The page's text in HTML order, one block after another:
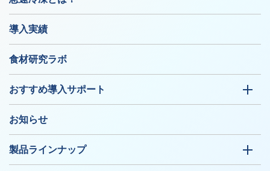
導入実績
食材研究ラボ
おすすめ導入サポート
お知らせ
製品ラインナップ